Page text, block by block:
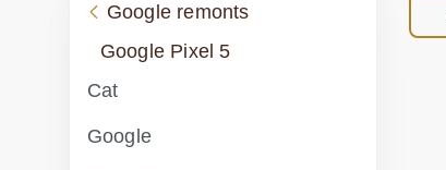
Google remonts
Google Pixel 5
Cat
Google